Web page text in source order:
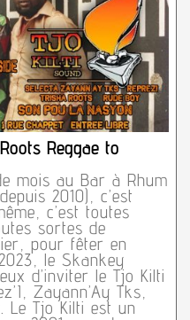
Reggae to
mois au Bar à Rhum
2010), c’est
c’est toutes
sortes de
pour fêter en
le Skankey
d’inviter le Tjo Kilti
Zayann’Ay Tks,
Le Tjo Kilti est un